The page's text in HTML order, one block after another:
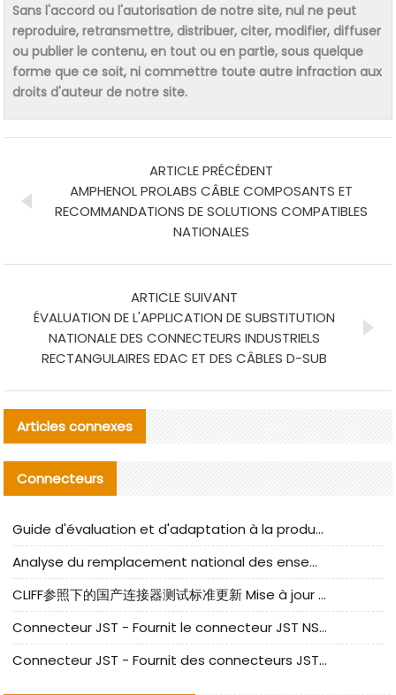
Sans l'accord ou l'autorisation de notre site, nul ne peut
reproduire, retransmettre, distribuer, citer, modifier, diffuser
ou publier le contenu, en tout ou en partie, sous quelque
forme que ce soit, ni commettre toute autre infraction aux
droits d'auteur de notre site.
ARTICLE PRÉCÉDENT
AMPHENOL PROLABS CÂBLE COMPOSANTS ET
RECOMMANDATIONS DE SOLUTIONS COMPATIBLES
NATIONALES
ARTICLE SUIVANT
ÉVALUATION DE L'APPLICATION DE SUBSTITUTION
NATIONALE DES CONNECTEURS INDUSTRIELS
RECTANGULAIRES EDAC ET DES CÂBLES D-SUB
Articles connexes
Connecteurs
Guide d'évaluation et d'adaptation à la production des composants de câbles nationaux CNC Tech
Analyse du remplacement national des ensembles de câbles à fréquence élevée I-PEX
CLIFF参照下的国产连接器测试标准更新 Mise à jour des normes de test des connecteurs nationaux sous la référence CLIFF
Connecteur JST - Fournit le connecteur JST NSHR-02V-S original | Équivalent
Connecteur JST - Fournit des connecteurs JST GHR-09V-S authentiques et des produits de remplacement|